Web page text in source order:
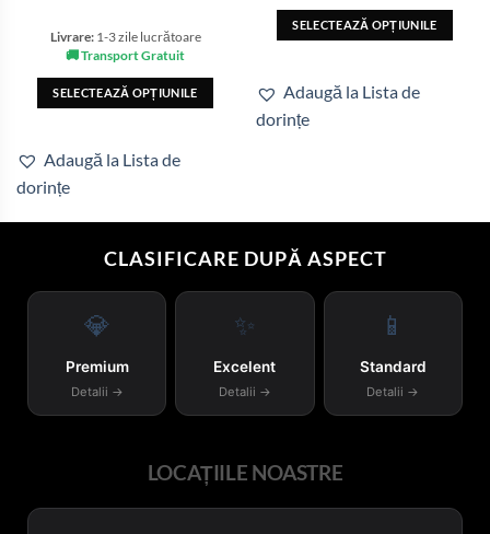
1.799,99 lei
Livrare:1-3 zile lucrătoare
🚚 Transport Gratuit
SELECTEAZĂ OPȚIUNILE
are
Opțiunile
pagina
Adaugă la Lista de
dorințe
SELECTEAZĂ OPȚIUNILE
are
alese
produsului.
Adaugă la Lista de
dorințe
CLASIFICARE DUPĂ ASPECT
💎
Premium
Detalii →
✨
Excelent
Detalii →
📱
Standard
Detalii →
LOCAȚIILE NOASTRE